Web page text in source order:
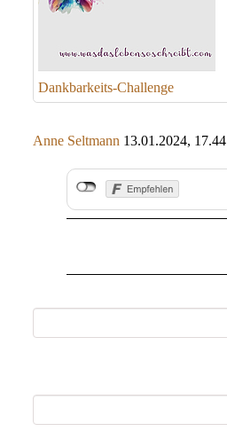
Dankbarkeits-Challenge
Anne Seltmann 13.01.2024, 17.44